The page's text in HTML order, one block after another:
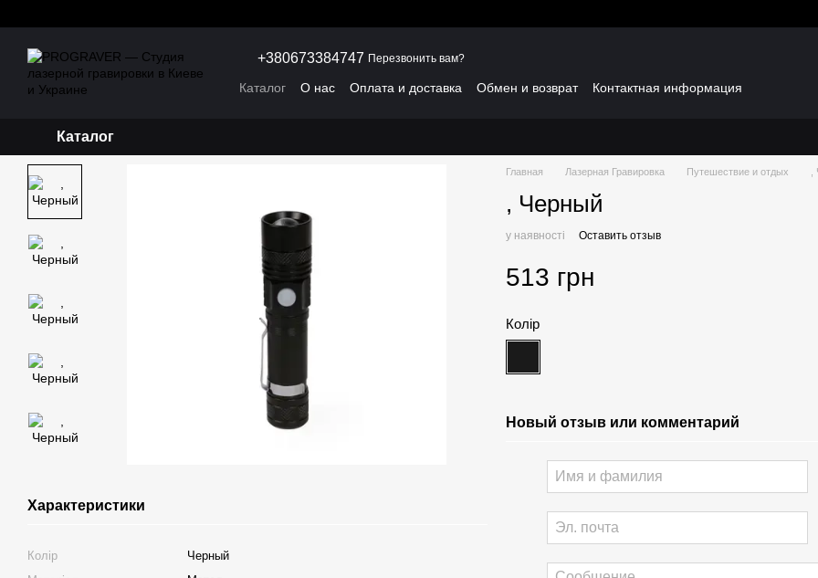
+380673384747 Перезвонить вам?
Каталог О нас Оплата и доставка Обмен и возврат Контактная информация
Каталог
Характеристики
Колір
Черный
Главная Лазерная Гравировка Путешествие и отдых
, Черный
у наявності Оставить отзыв
513 грн
Колір
Новый отзыв или комментарий